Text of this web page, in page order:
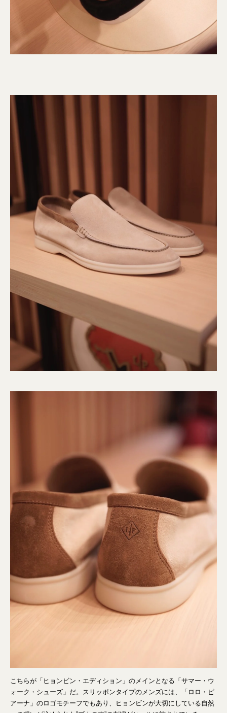
こちらが「ヒョンビン・エディション」のメインとなる「サマー・ウ
ォーク・シューズ」だ。スリッポンタイプのメンズには、「ロロ・ピ
アーナ」のロゴモチーフでもあり、ヒョンビンが大切にしている自然